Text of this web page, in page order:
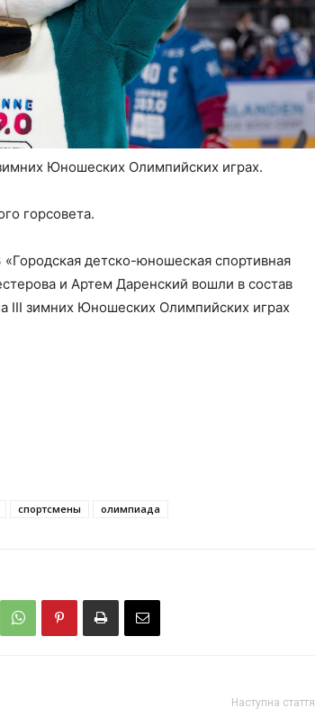
Юношеских Олимпийских играх.
горсовета.
детско-юношеская спортивная
и Артем Даренский вошли в состав
III зимних Юношеских Олимпийских играх
спортсмены олимпиада
Наступна стаття